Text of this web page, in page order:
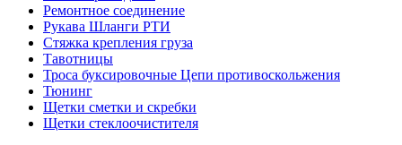
Ремонтное соединение
Рукава Шланги РТИ
Стяжка крепления груза
Тавотницы
Троса буксировочные Цепи противоскольжения
Тюнинг
Щетки сметки и скребки
Щетки стеклоочистителя